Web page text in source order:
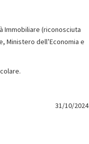
Immobiliare (riconosciuta
Ministero dell’Economia e
31/10/2024